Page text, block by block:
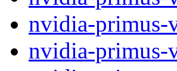
nvidia-primus-
nvidia-primus-